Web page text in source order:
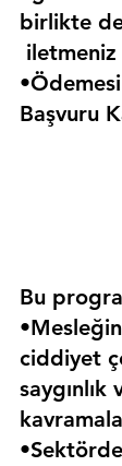
birlikte
Başvuru
Bu
ciddiyet
saygınlık